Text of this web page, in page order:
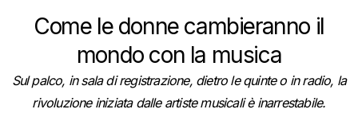
Come le donne cambieranno il
mondo con la musica
Sul palco, in sala di registrazione, dietro le quinte o in radio, la
rivoluzione iniziata dalle artiste musicali è inarrestabile.